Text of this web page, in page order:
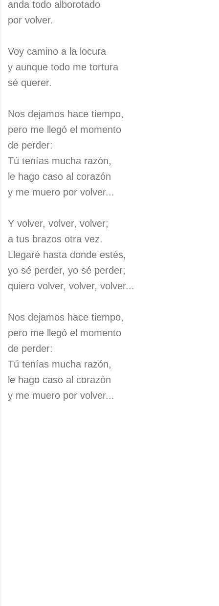
anda todo alborotado
por volver.
Voy camino a la locura
y aunque todo me tortura
sé querer.
Nos dejamos hace tiempo,
pero me llegó el momento
de perder:
Tú tenías mucha razón,
le hago caso al corazón
y me muero por volver...
Y volver, volver, volver;
a tus brazos otra vez.
Llegaré hasta donde estés,
yo sé perder, yo sé perder;
quiero volver, volver, volver...
Nos dejamos hace tiempo,
pero me llegó el momento
de perder:
Tú tenías mucha razón,
le hago caso al corazón
y me muero por volver...